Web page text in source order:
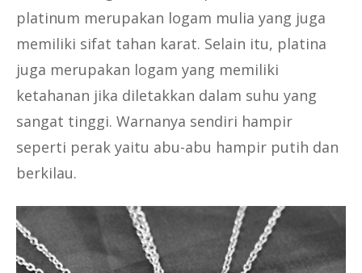
platinum merupakan logam mulia yang juga
memiliki sifat tahan karat. Selain itu, platina
juga merupakan logam yang memiliki
ketahanan jika diletakkan dalam suhu yang
sangat tinggi. Warnanya sendiri hampir
seperti perak yaitu abu-abu hampir putih dan
berkilau.